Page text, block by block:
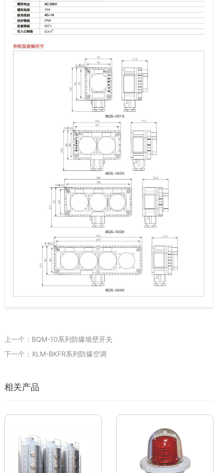
上一个：BQM-10系列防爆墙壁开关
下一个：XLM-BKFR系列防爆空调
相关产品